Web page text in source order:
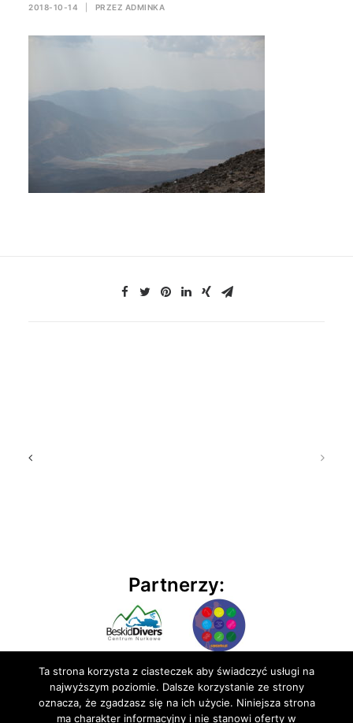
2018-10-14 PRZEZ ADMINKA
Partnerzy:
Ta strona korzysta z ciasteczek aby świadczyć usługi na
najwyższym poziomie. Dalsze korzystanie ze strony
oznacza, że zgadzasz się na ich użycie. Niniejsza strona
ma charakter informacyjny i nie stanowi oferty w